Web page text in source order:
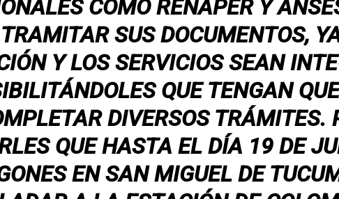
COMO RENAPER Y
SUS DOCUMENTOS,
Y LOS SERVICIOS SEAN
QUE TENGAN
DIVERSOS TRÁMITES.
QUE HASTA EL DÍA 19 DE
EN SAN MIGUEL DE